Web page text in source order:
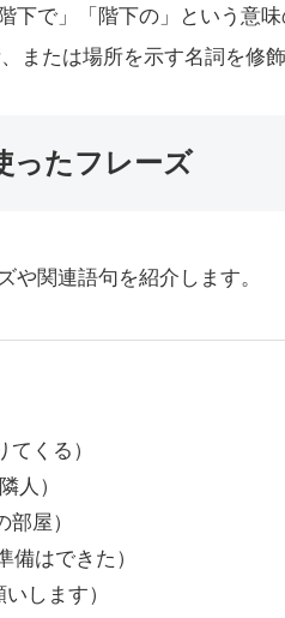
下で」「階下の」という意
または場所を示す名詞を修
ったフレーズ
や関連語句を紹介します。
くる）
人）
部屋）
備はできた）
いします）